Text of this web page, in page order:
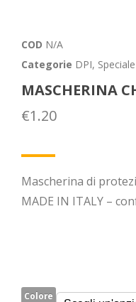
COD N/A
Categorie DPI,
MASCHERINA
€1.20
Mascherina di
MADE IN ITALY –
Colore